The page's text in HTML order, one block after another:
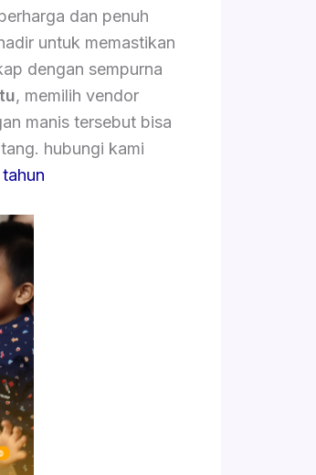
dan penuh
untuk memastikan
dengan sempurna
, memilih vendor
manis tersebut bisa
hubungi kami